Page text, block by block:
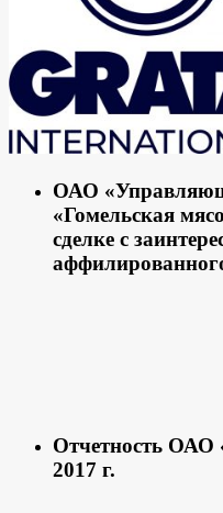
ОАО
«Гомельская
сделке с
Отчетность ОАО
2017 г.